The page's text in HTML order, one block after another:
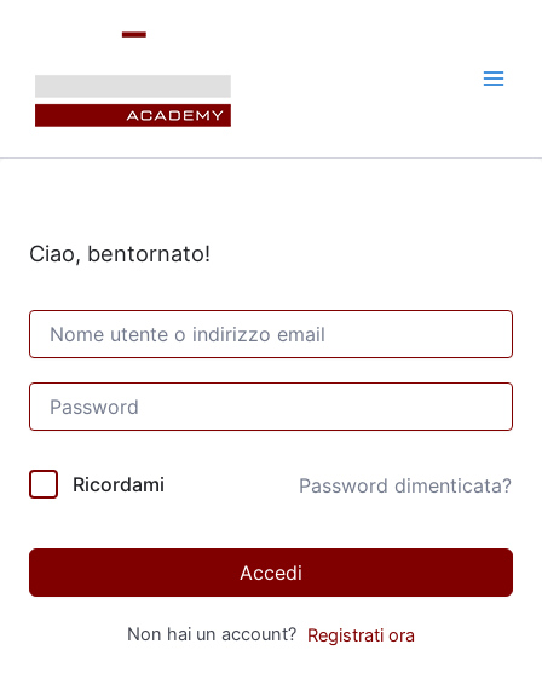
contenuto
Ciao, bentornato!
Ricordami Password dimenticata?
Accedi
Non hai un account? Registrati ora